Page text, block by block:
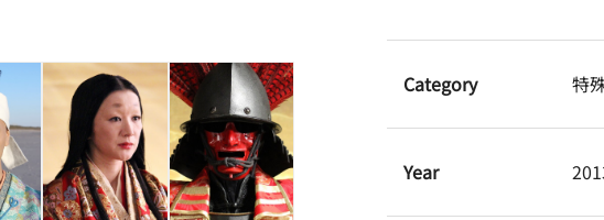
Category 特
Year